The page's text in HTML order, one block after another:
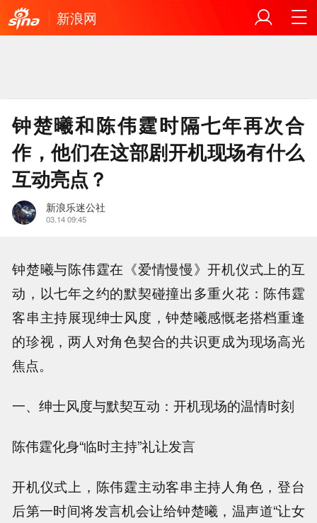
新浪网
钟楚曦和陈伟霆时隔七年再次合
作，他们在这部剧开机现场有什么
互动亮点？
新浪乐迷公社
03.14 09:45
钟楚曦与陈伟霆在《爱情慢慢》开机仪式上的互
动，以七年之约的默契碰撞出多重火花：陈伟霆
客串主持展现绅士风度，钟楚曦感慨老搭档重逢
的珍视，两人对角色契合的共识更成为现场高光
焦点。
一、绅士风度与默契互动：开机现场的温情时刻
陈伟霆化身“临时主持”礼让发言
开机仪式上，陈伟霆主动客串主持人角色，登台
后第一时间将发言机会让给钟楚曦，温声道“让女